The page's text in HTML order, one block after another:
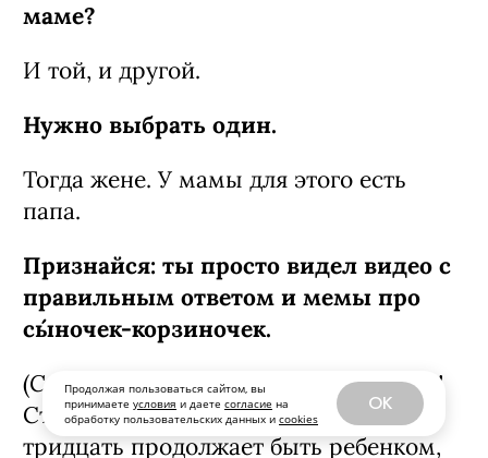
Продолжая пользоваться сайтом, вы
принимаете условия и даете согласие на
обработку пользовательских данных и cookies
OK
маме?
И той, и другой.
Нужно выбрать один.
Тогда жене. У мамы для этого есть
папа.
Признайся: ты просто видел видео с
правильным ответом и мемы про
сы́ночек-­корзиночек.
(Смеется.) Нет, я ответил тебе честно!
Страшно, когда взрослый мужчина за
тридцать продолжает быть ребенком,